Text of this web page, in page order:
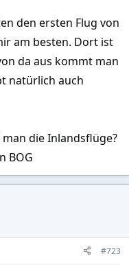
den ersten Flug von
am besten. Dort ist
da aus kommt man
natürlich auch
die Inlandsflüge?
BOG
#723